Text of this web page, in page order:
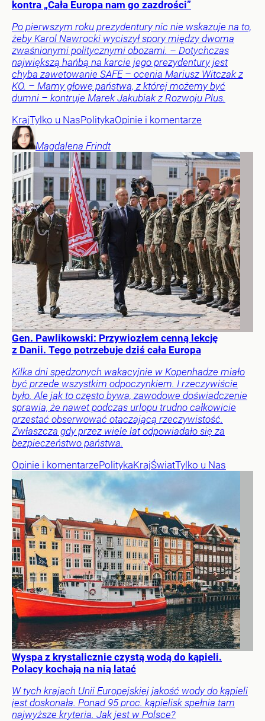
kontra „Cała Europa nam go zazdrości”
Po pierwszym roku prezydentury nic nie wskazuje na to,
żeby Karol Nawrocki wyciszył spory między dwoma
zwaśnionymi politycznymi obozami. – Dotychczas
największą hańbą na karcie jego prezydentury jest
chyba zawetowanie SAFE – ocenia Mariusz Witczak z
KO. – Mamy głowę państwa, z której możemy być
dumni – kontruje Marek Jakubiak z Rozwoju Plus.
KrajTylko u NasPolitykaOpinie i komentarze
Magdalena Frindt
Gen. Pawlikowski: Przywiozłem cenną lekcję
z Danii. Tego potrzebuje dziś cała Europa
Kilka dni spędzonych wakacyjnie w Kopenhadze miało
być przede wszystkim odpoczynkiem. I rzeczywiście
było. Ale jak to często bywa, zawodowe doświadczenie
sprawia, że nawet podczas urlopu trudno całkowicie
przestać obserwować otaczającą rzeczywistość.
Zwłaszcza gdy przez wiele lat odpowiadało się za
bezpieczeństwo państwa.
Opinie i komentarzePolitykaKrajŚwiatTylko u Nas
Wyspa z krystalicznie czystą wodą do kąpieli.
Polacy kochają na nią latać
W tych krajach Unii Europejskiej jakość wody do kąpieli
jest doskonała. Ponad 95 proc. kąpielisk spełnia tam
najwyższe kryteria. Jak jest w Polsce?